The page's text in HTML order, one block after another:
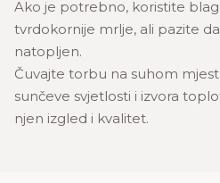
Ako je potrebno, koristite
tvrdokornije mrlje, ali pazite
natopljen.
Čuvajte torbu na suhom
sunčeve svjetlosti i izvora
njen izgled i kvalitet.